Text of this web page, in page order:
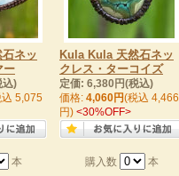
ネッ
ー
込)
5,075
本
Kula Kula 天然石ネッ
クレス・ターコイズ
定価: 6,380円(税込)
価格: 4,060円(税込 4,466
円) <30%OFF>
購入数 本